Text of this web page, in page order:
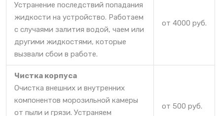
Устранение последствий попадания
жидкости на устройство. Работаем
с случаями залития водой, чаем или
другими жидкостями, которые
вызвали сбои в работе.
от 4000 руб.
Чистка корпуса
Очистка внешних и внутренних
компонентов морозильной камеры
от пыли и грязи. Устраняем
от 500 руб.